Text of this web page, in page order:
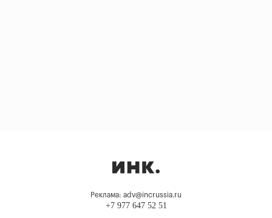
Реклама: adv@incrussia.ru
+7 977 647 52 51